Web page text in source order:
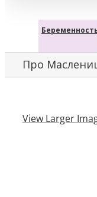
Про
View Larger